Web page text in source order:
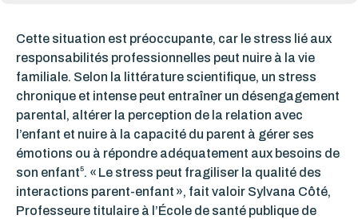
Cette situation est préoccupante, car le stress lié aux
responsabilités professionnelles peut nuire à la vie
familiale. Selon la littérature scientifique, un stress
chronique et intense peut entraîner un désengagement
parental, altérer la perception de la relation avec
l’enfant et nuire à la capacité du parent à gérer ses
émotions ou à répondre adéquatement aux besoins de
son enfant5. « Le stress peut fragiliser la qualité des
interactions parent-enfant », fait valoir Sylvana Côté,
Professeure titulaire à l’École de santé publique de